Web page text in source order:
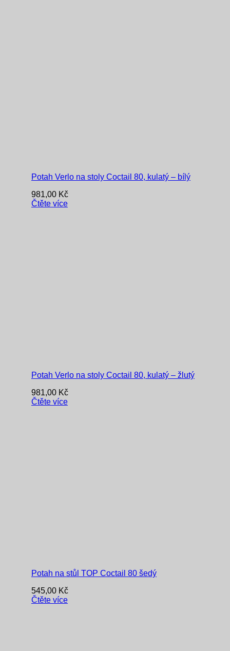
Potah Verlo na stoly Coctail 80, kulatý – bílý
981,00 Kč
Čtěte více
Potah Verlo na stoly Coctail 80, kulatý – žlutý
981,00 Kč
Čtěte více
Potah na stůl TOP Coctail 80 šedý
545,00 Kč
Čtěte více